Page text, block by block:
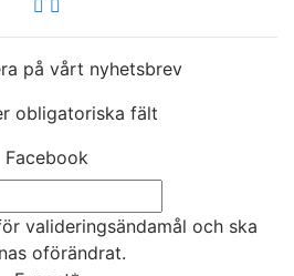
på vårt nyhetsbrev
obligatoriska fält
Facebook
valideringsändamål och ska
oförändrat.